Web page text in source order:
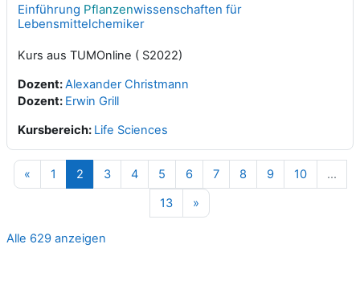
Einführung Pflanzenwissenschaften für
Lebensmittelchemiker
Kurs aus TUMOnline ( S2022)
Dozent:Alexander Christmann
Dozent: Erwin Grill
Kursbereich: Life Sciences
«Vorherige Seite
1 Seite 1
2Seite 2
3Seite 3
4Seite 4
5Seite 5
6Seite 6
7Seite 7
8Seite 8
9Seite 9
10Seite 10
…
13Seite 13
»
Alle 629 anzeigen